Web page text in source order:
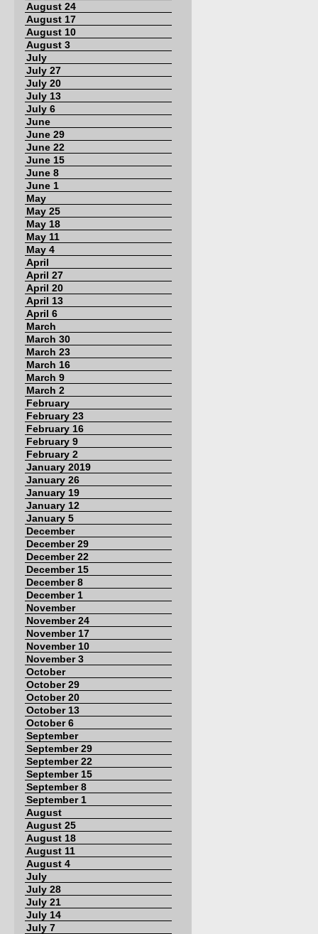
August 24
August 17
August 10
August 3
July
July 27
July 20
July 13
July 6
June
June 29
June 22
June 15
June 8
June 1
May
May 25
May 18
May 11
May 4
April
April 27
April 20
April 13
April 6
March
March 30
March 23
March 16
March 9
March 2
February
February 23
February 16
February 9
February 2
January 2019
January 26
January 19
January 12
January 5
December
December 29
December 22
December 15
December 8
December 1
November
November 24
November 17
November 10
November 3
October
October 29
October 20
October 13
October 6
September
September 29
September 22
September 15
September 8
September 1
August
August 25
August 18
August 11
August 4
July
July 28
July 21
July 14
July 7